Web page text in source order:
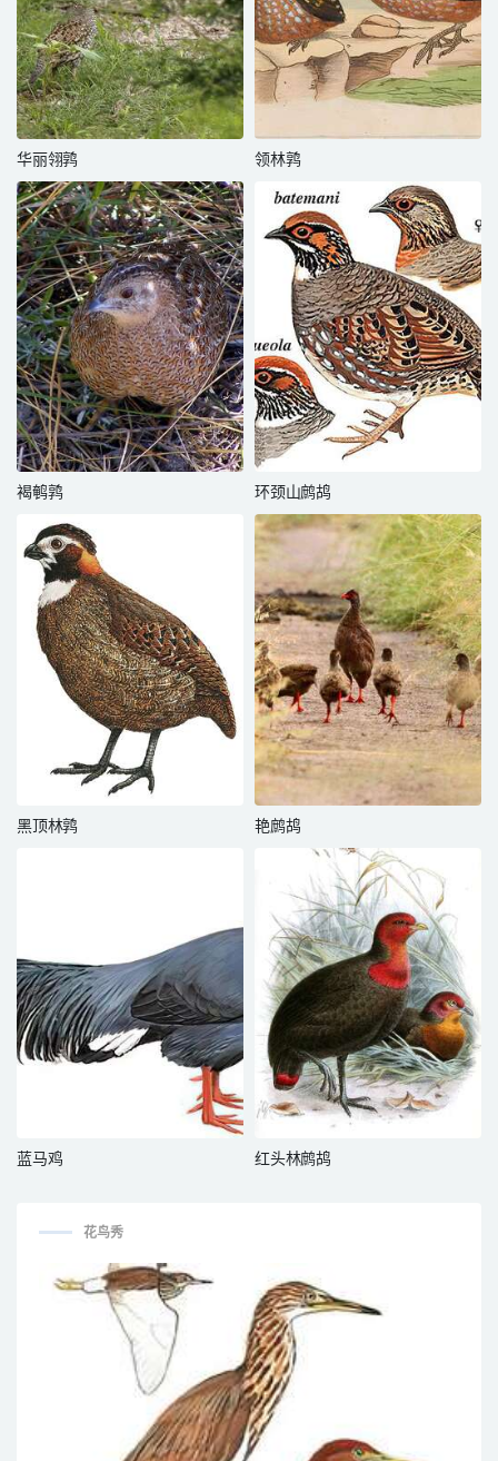
华丽翎鹑 领林鹑
褐鹌鹑 环颈山鹧鸪
黑顶林鹑 艳鹧鸪
蓝马鸡 红头林鹧鸪
花鸟秀